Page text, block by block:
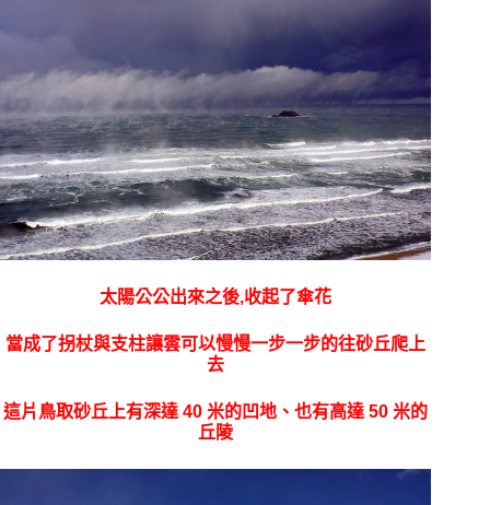
太陽公公出來之後,收起了傘花
當成了拐杖與支柱讓雲可以慢慢一步一步的往砂丘爬上
去
這片鳥取砂丘上有深達 40 米的凹地、也有高達 50 米的
丘陵